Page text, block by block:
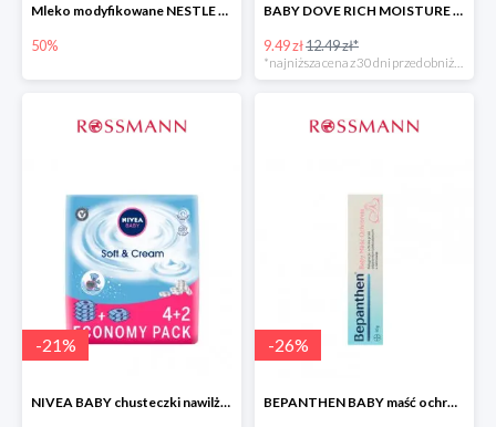
Mleko modyfikowane NESTLE NAN OPTIPRO 3 -50%
50%
BABY DOVE RICH MOISTURE balsam nawilżający
9.49 zł12.49 zł*
-21%
NIVEA BABY chusteczki nawilżane
-26%
BEPANTHEN BABY maść ochronna